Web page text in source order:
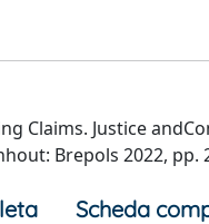
Claims. Justice
Brepols 2022, pp.
Scheda